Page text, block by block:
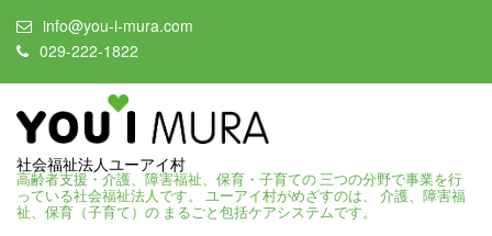
info@you-i-mura.com
029-222-1822
社会福祉法人ユーアイ村
高齢者支援・介護、障害福祉、保育・子育ての 三つの分野で事業を行
っている社会福祉法人です。 ユーアイ村がめざすのは、 介護、障害福
祉、保育（子育て）の まるごと包括ケアシステムです。